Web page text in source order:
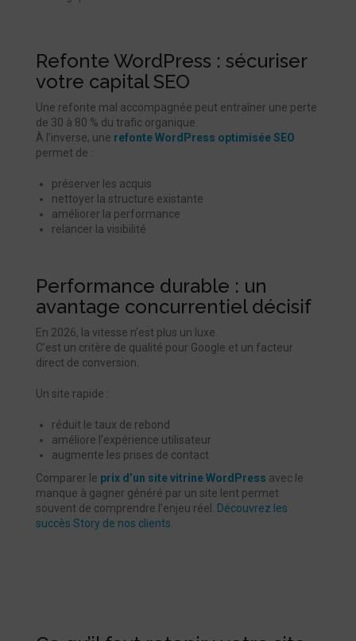
Refonte WordPress : sécuriser
votre capital SEO
Une refonte mal accompagnée peut entraîner une perte
de 30 à 80 % du trafic organique.
À l’inverse, une refonte WordPress optimisée SEO
permet de :
préserver les acquis
nettoyer la structure existante
améliorer la performance
relancer la visibilité
Performance durable : un
avantage concurrentiel décisif
En 2026, la vitesse n’est plus un luxe.
C’est un critère de qualité pour Google et un facteur
direct de conversion.
Un site rapide :
réduit le taux de rebond
améliore l’expérience utilisateur
augmente les prises de contact
Comparer le prix d’un site vitrine WordPress avec le
manque à gagner généré par un site lent permet
souvent de comprendre l’enjeu réel. Découvrez les
succès Story de nos clients.